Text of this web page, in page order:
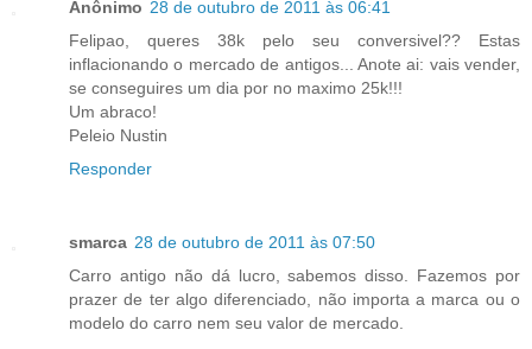
Anônimo 28 de outubro de 2011 às 06:41
Felipao, queres 38k pelo seu conversivel?? Estas
inflacionando o mercado de antigos... Anote ai: vais vender,
se conseguires um dia por no maximo 25k!!!
Um abraco!
Peleio Nustin
Responder
smarca 28 de outubro de 2011 às 07:50
Carro antigo não dá lucro, sabemos disso. Fazemos por
prazer de ter algo diferenciado, não importa a marca ou o
modelo do carro nem seu valor de mercado.